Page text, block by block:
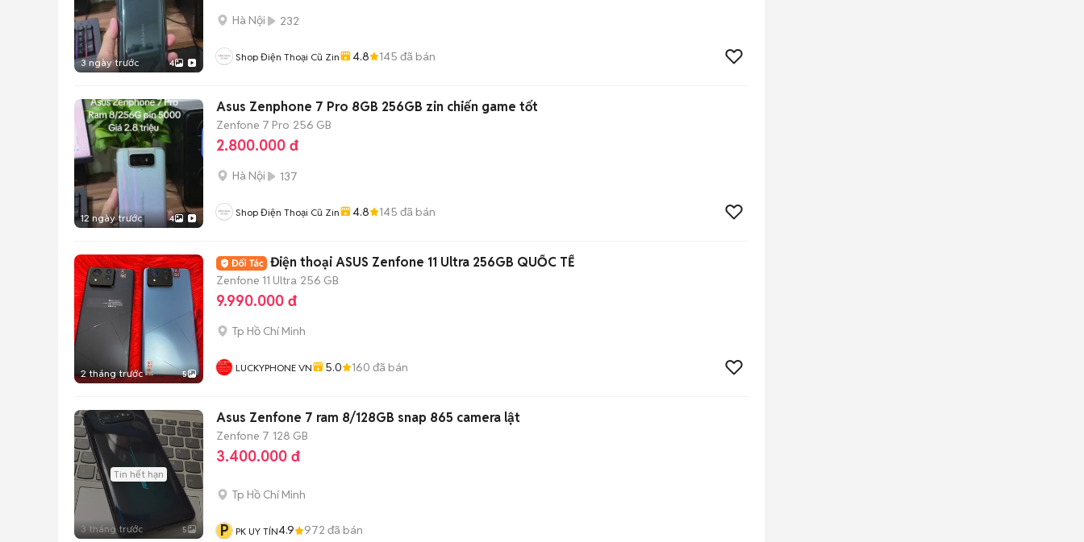
3 ngày trước 4
Hà Nội 232
Shop Điện Thoại Cũ Zin 4.8 145 đã bán
12 ngày trước 4
Asus Zenphone 7 Pro 8GB 256GB zin chiến game tốt
Zenfone 7 Pro 256 GB
2.800.000 đ
Hà Nội 137
Shop Điện Thoại Cũ Zin 4.8 145 đã bán
2 tháng trước 5
Điện thoại ASUS Zenfone 11 Ultra 256GB QUỐC TẾ
Zenfone 11 Ultra 256 GB
9.990.000 đ
Tp Hồ Chí Minh
LUCKYPHONE VN 5.0 160 đã bán
Tin hết hạn
3 tháng trước 5
Asus Zenfone 7 ram 8/128GB snap 865 camera lật
Zenfone 7 128 GB
3.400.000 đ
Tp Hồ Chí Minh
P PK UY TÍN4.9 972 đã bán